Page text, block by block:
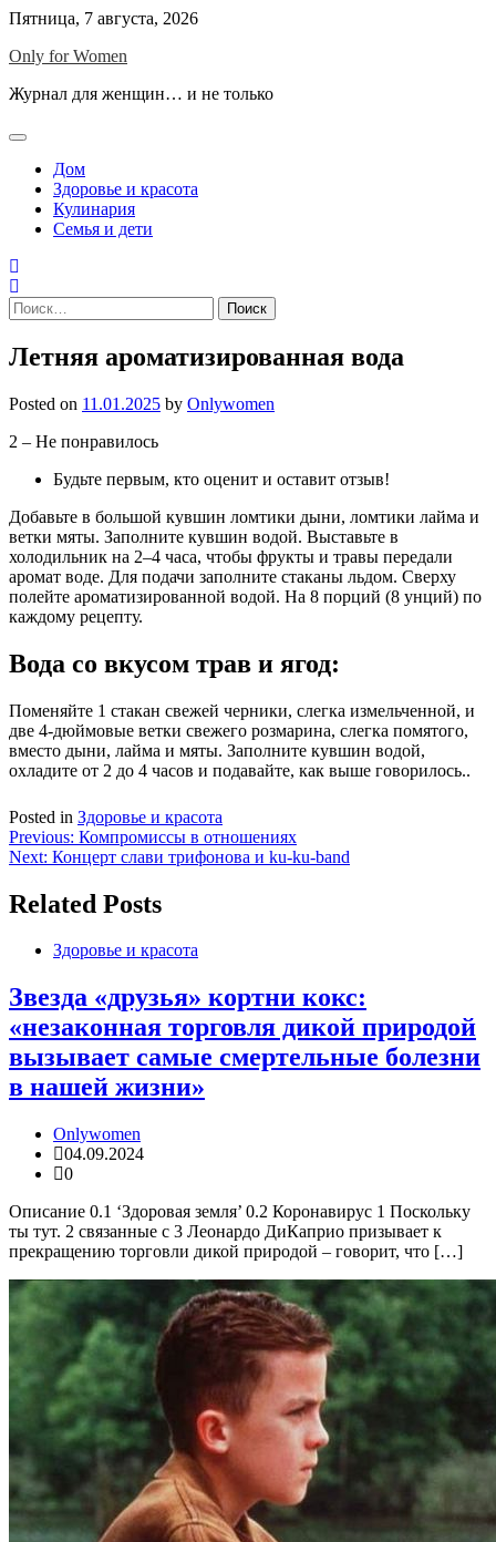
Skip
content
Пятница, 7 августа, 2026
Only for Women
Журнал для женщин… и не только
Дом
Здоровье и красота
Кулинария
Семья и дети
Найти:
Летняя ароматизированная вода
Posted on 11.01.2025 by Onlywomen
2 – Не понравилось
Будьте первым, кто оценит и оставит отзыв!
Добавьте в большой кувшин ломтики дыни, ломтики лайма и
ветки мяты. Заполните кувшин водой. Выставьте в
холодильник на 2–4 часа, чтобы фрукты и травы передали
аромат воде. Для подачи заполните стаканы льдом. Сверху
полейте ароматизированной водой. На 8 порций (8 унций) по
каждому рецепту.
Вода со вкусом трав и ягод:
Поменяйте 1 стакан свежей черники, слегка измельченной, и
две 4-дюймовые ветки свежего розмарина, слегка помятого,
вместо дыни, лайма и мяты. Заполните кувшин водой,
охладите от 2 до 4 часов и подавайте, как выше говорилось..
Posted in Здоровье и красота
Навигация
по
записям
Previous: Компромиссы в отношениях
Next: Концерт слави трифонова и ku-ku-band
Related Posts
Здоровье и красота
Звезда «друзья» кортни кокс:
«незаконная торговля дикой природой
вызывает самые смертельные болезни
в нашей жизни»
Onlywomen
04.09.2024
0
Описание 0.1 ‘Здоровая земля’ 0.2 Коронавирус 1 Поскольку
ты тут. 2 связанные с 3 Леонардо ДиКаприо призывает к
прекращению торговли дикой природой – говорит, что […]